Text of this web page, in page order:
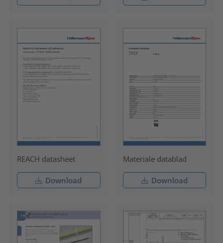
REACH datasheet
Download
Materiale datablad
Download